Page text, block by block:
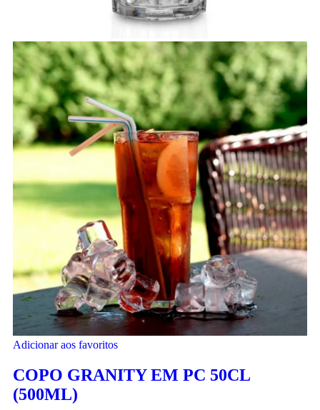
Adicionar aos favoritos
COPO GRANITY EM PC 50CL
(500ML)